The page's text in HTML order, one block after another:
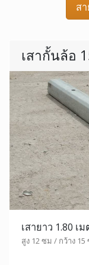
ส
เสากั้นล้อ
เสายาว 1.80 เ
สูง 12 ซม / กว้าง